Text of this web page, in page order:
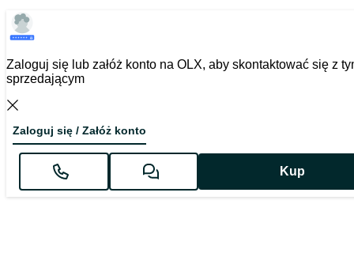
Zaloguj się lub załóż konto na OLX, aby skontaktować się z
sprzedającym
Zaloguj się / Załóż konto
Kup